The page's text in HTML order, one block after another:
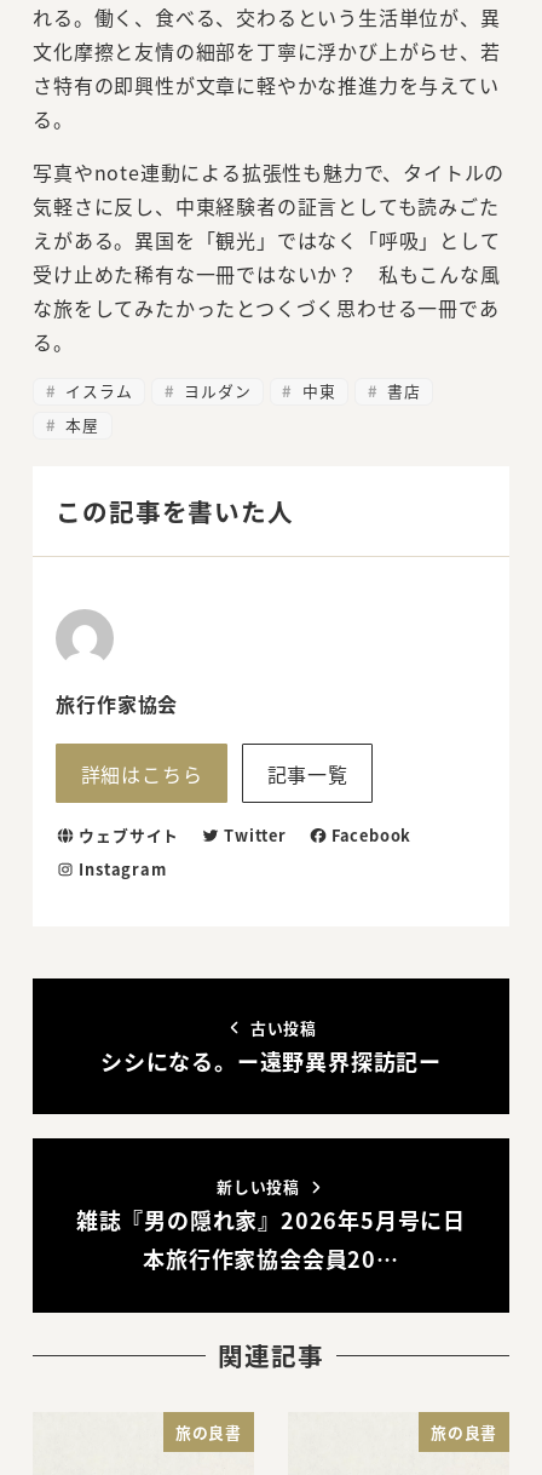
れる。働く、食べる、交わるという生活単位が、異
文化摩擦と友情の細部を丁寧に浮かび上がらせ、若
さ特有の即興性が文章に軽やかな推進力を与えてい
る。
写真やnote連動による拡張性も魅力で、タイトルの
気軽さに反し、中東経験者の証言としても読みごた
えがある。異国を「観光」ではなく「呼吸」として
受け止めた稀有な一冊ではないか？ 私もこんな風
な旅をしてみたかったとつくづく思わせる一冊であ
る。
イスラム ヨルダン 中東
書店
本屋
この記事を書いた人
旅行作家協会
詳細はこちら 記事一覧
ウェブサイト Twitter
Facebook
Instagram
古い投稿
シシになる。ー遠野異界探訪記ー
新しい投稿
雑誌『男の隠れ家』2026年5月号に日
本旅行作家協会会員20…
関連記事
旅の良書 旅の良書